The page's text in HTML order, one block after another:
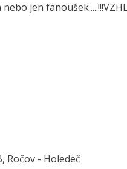
jen
Ročov - Holedeč